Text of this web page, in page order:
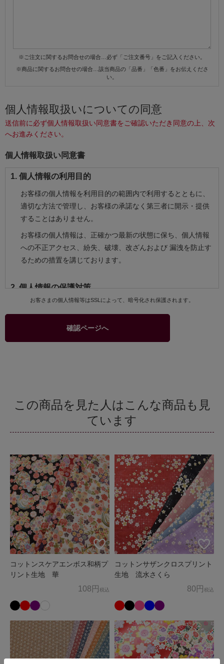
※ご注文に関するお問合せの場合…必ず「ご注文番号」をご記入ください。
※商品に関するお問合せの場合…該当商品の「品番」「色番」をお伝えくださ
い。
個人情報取扱いについての同意
送信前に必ず個人情報取扱い同意書をご確認いただき同意の上、次
へお進みください。
個人情報取扱い同意書
1. 個人情報の利用目的
お客様の個人情報を利用目的の範囲内で利用するとともに、
適切な方法で管理し、お客様の承諾なく第三者に開示・提供
することはありません。
お客様の個人情報は、正確かつ最新の状態に保ち、個人情報
への不正アクセス、紛失、破壊、改ざんおよび 漏洩を防止す
るための措置を講じております。
2. 個人情報の保護対策
当社および当社関連会社のお客様への商品配送業務、お客様
へのより良いサービスを提供するためのアフターサービス等
を実施させていただくため、お客様の個人情報を利用いたし
ます。
商品の購入等において、クレジットカード等による代金決済
を行う場合に、クレジットカード等の有効性を確認するため
商品の発送、メールマガジンの配信にお客様の個人情報を利
用いたします。
上記以外の目的でお客様の了承なく、お客様の個人情報を利
用することはありません。
3. 個人情報の外部委託
お客様よりお預かりした個人情報の処理を外部へ委託する場
合には、漏洩などを行わないよう、適切な管理を実施いたし
ます。
4. お問合せ
望される場合には、下記窓口までご連絡下さい。
すみやかに対応させていただきます。
お客さまの個人情報等はSSLによって、暗号化され保護されます。
確認ページへ
この商品を見た人はこんな商品も見
ています
コットンスケアエンボス和柄プ
リント生地 華
108円 税込
コットンサザンクロスプリント
生地 流水さくら
80円 税込